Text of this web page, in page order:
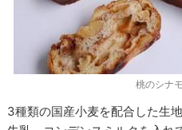
桃のシナ
3種類の国産小麦を配合した生